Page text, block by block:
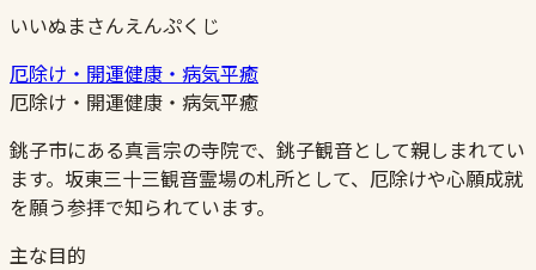
いいぬまさんえんぷくじ
厄除け・開運健康・病気平癒
厄除け・開運健康・病気平癒
銚子市にある真言宗の寺院で、銚子観音として親しまれてい
ます。坂東三十三観音霊場の札所として、厄除けや心願成就
を願う参拝で知られています。
主な目的